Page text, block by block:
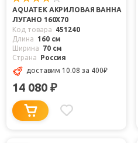
AQUATEK АКРИЛОВАЯ ВАННА
ЛУГАНО 160X70
Код товара
451240
Длина
160 см
Ширина
70 см
Страна
Россия
доставим 10.08 за 400₽
14 080 ₽